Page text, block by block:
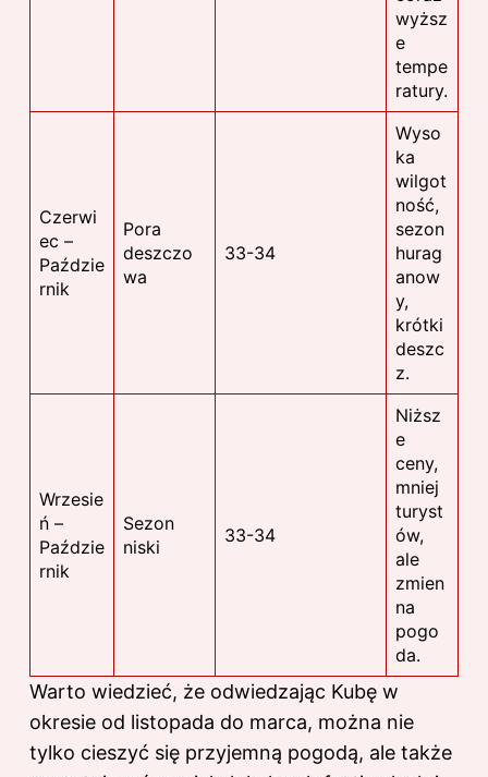
wyższ
e
tempe
ratury.
Czerwi
ec –
Paździe
rnik
Pora
deszczo
wa
33-34
Wyso
ka
wilgot
ność,
sezon
hurag
anow
y,
krótki
deszc
z.
Wrzesie
ń –
Paździe
rnik
Sezon
niski
33-34
Niższ
e
ceny,
mniej
turyst
ów,
ale
zmien
na
pogo
da.
Warto wiedzieć, że odwiedzając Kubę w
okresie od listopada do marca, można nie
tylko cieszyć się przyjemną pogodą, ale także